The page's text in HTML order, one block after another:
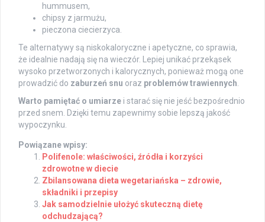
hummusem,
chipsy z jarmużu,
pieczona ciecierzyca.
Te alternatywy są niskokaloryczne i apetyczne, co sprawia,
że idealnie nadają się na wieczór. Lepiej unikać przekąsek
wysoko przetworzonych i kalorycznych, ponieważ mogą one
prowadzić do zaburzeń snu oraz problemów trawiennych
Warto pamiętać o umiarze i starać się nie jeść bezpośrednio
przed snem. Dzięki temu zapewnimy sobie lepszą jakość
wypoczynku.
Powiązane wpisy:
Polifenole: właściwości, źródła i korzyści
zdrowotne w diecie
Zbilansowana dieta wegetariańska – zdrowie,
składniki i przepisy
Jak samodzielnie ułożyć skuteczną dietę
odchudzającą?